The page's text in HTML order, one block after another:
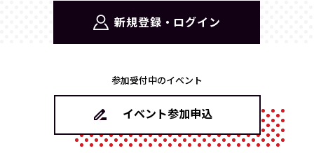
新規登録・ログイン
参加受付中のイベント
イベント参加申込